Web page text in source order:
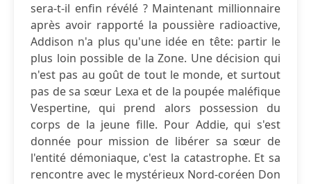
sera-t-il enfin révélé ? Maintenant millionnaire
après avoir rapporté la poussière radioactive,
Addison n'a plus qu'une idée en tête: partir le
plus loin possible de la Zone. Une décision qui
n'est pas au goût de tout le monde, et surtout
pas de sa sœur Lexa et de la poupée maléfique
Vespertine, qui prend alors possession du
corps de la jeune fille. Pour Addie, qui s'est
donnée pour mission de libérer sa sœur de
l'entité démoniaque, c'est la catastrophe. Et sa
rencontre avec le mystérieux Nord-coréen Don